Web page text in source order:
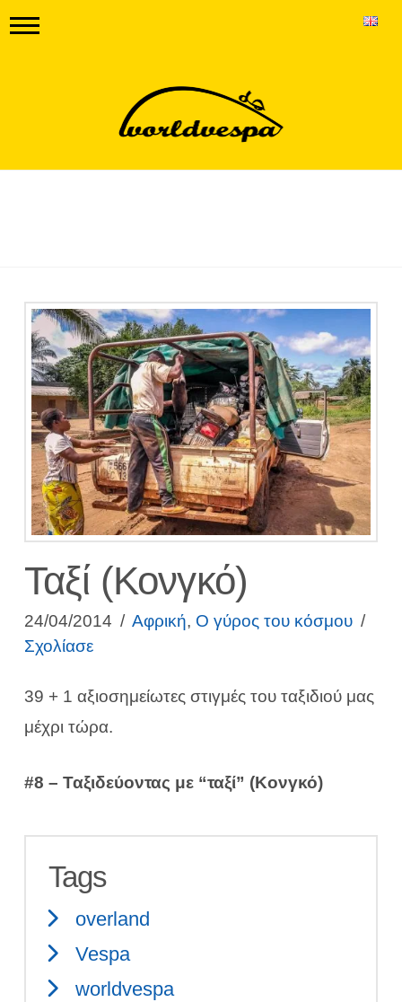
Ταξί (Κονγκό)
24/04/2014 Αφρική, Ο γύρος του κόσμου
Σχολίασε
39 + 1 αξιοσημείωτες στιγμές του ταξιδιού μας
μέχρι τώρα.
#8 – Ταξιδεύοντας με “ταξί” (Κονγκό)
Tags
overland
Vespa
worldvespa